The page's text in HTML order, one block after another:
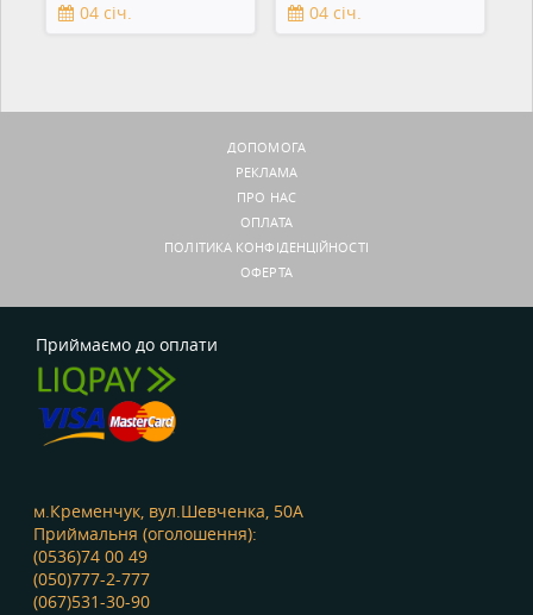
04 січ. 04 січ.
ДОПОМОГА
РЕКЛАМА
ПРО НАС
ОПЛАТА
ПОЛІТИКА КОНФІДЕНЦІЙНОСТІ
ОФЕРТА
Приймаємо до оплати
м.Кременчук, вул.Шевченка, 50А
Приймальня (оголошення):
(0536)74 00 49
(050)777-2-777
(067)531-30-90